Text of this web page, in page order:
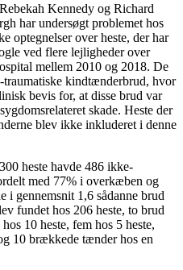
Kennedy og Richard
har undersøgt problemet hos
optegnelser over heste, der har
ved flere lejligheder over
mellem 2010 og 2018. De
kindtænderbrud, hvor
bevis for, at disse brud var
skade. Heste der
blev ikke inkluderet i denne
heste havde 486 ikke-
med 77% i overkæben og
i gennemsnit 1,6 sådanne brud
fundet hos 206 heste, to brud
10 heste, fem hos 5 heste,
10 brækkede tænder hos en